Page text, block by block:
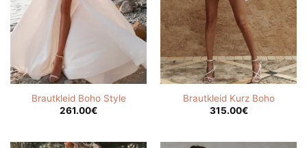
Brautkleid Boho Style
261.00€
Brautkleid Kurz Boho
315.00€